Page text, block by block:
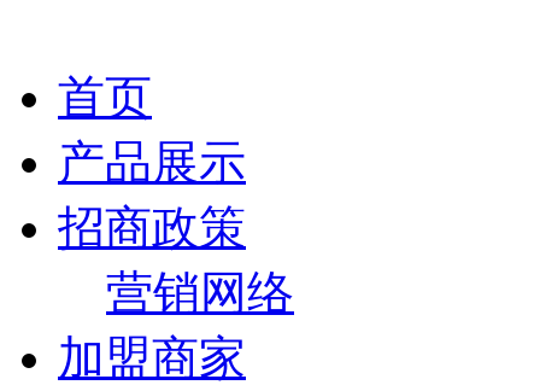
首页
产品展示
招商政策
营销网络
加盟商家